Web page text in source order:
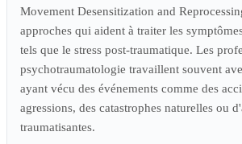
Movement Desensitization and
approches qui aident à traiter les
tels que le stress post-traumatique. Les
psychotraumatologie travaillent souvent
ayant vécu des événements comme des
agressions, des catastrophes naturelles ou
traumatisantes.